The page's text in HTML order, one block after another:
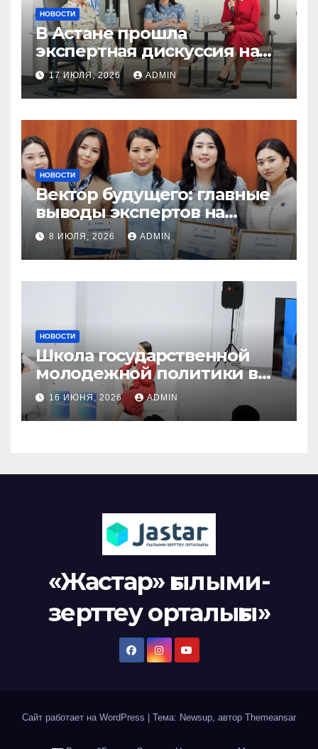
НОВОСТИ
В Астане прошла
экспертная дискуссия на
тему «Молодежь
Казахстана в эпоху
цифровых изменений»
17 ИЮЛЯ, 2026 ADMIN
НОВОСТИ
Вектор будущего: главные
выводы экспертов на
акселераторе «Jastar
Research Hub»
8 ИЮЛЯ, 2026 ADMIN
НОВОСТИ
Школа государственной
молодежной политики в
области Актобе
16 ИЮНЯ, 2026 ADMIN
«Жастар» ғылыми-
зерттеу орталығы»
Сайт работает на WordPress | Тема: Newsup, автор Themeansar